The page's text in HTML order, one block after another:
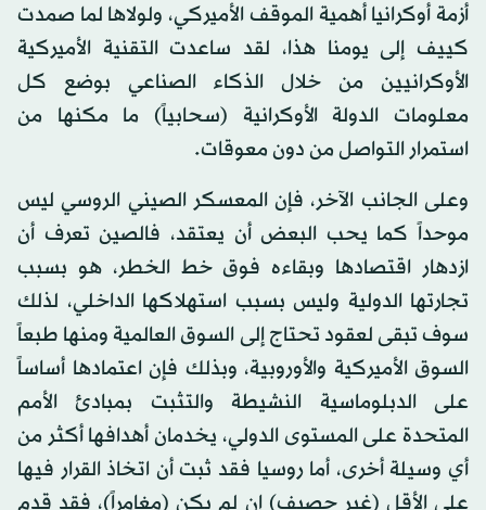
أزمة أوكرانيا أهمية الموقف الأميركي، ولولاها لما صمدت
كييف إلى يومنا هذا، لقد ساعدت التقنية الأميركية
الأوكرانيين من خلال الذكاء الصناعي بوضع كل
معلومات الدولة الأوكرانية (سحابياً) ما مكنها من
استمرار التواصل من دون معوقات.
وعلى الجانب الآخر، فإن المعسكر الصيني الروسي ليس
موحداً كما يحب البعض أن يعتقد، فالصين تعرف أن
ازدهار اقتصادها وبقاءه فوق خط الخطر، هو بسبب
تجارتها الدولية وليس بسبب استهلاكها الداخلي، لذلك
سوف تبقى لعقود تحتاج إلى السوق العالمية ومنها طبعاً
السوق الأميركية والأوروبية، وبذلك فإن اعتمادها أساساً
على الدبلوماسية النشيطة والتثبت بمبادئ الأمم
المتحدة على المستوى الدولي، يخدمان أهدافها أكثر من
أي وسيلة أخرى، أما روسيا فقد ثبت أن اتخاذ القرار فيها
على الأقل (غير حصيف) إن لم يكن (مغامراً)، فقد قدم